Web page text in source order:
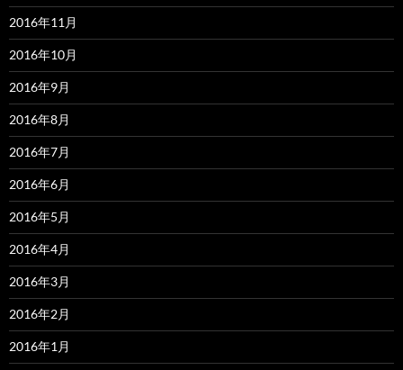
2016年11月
2016年10月
2016年9月
2016年8月
2016年7月
2016年6月
2016年5月
2016年4月
2016年3月
2016年2月
2016年1月